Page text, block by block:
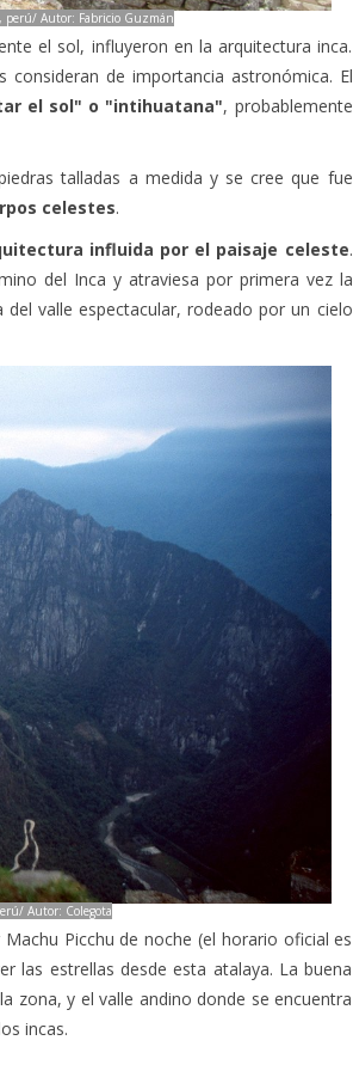
perú/ Autor: Fabricio Guzmán
el sol, influyeron en la arquitectura inca.
de importancia astronómica. El
el sol" o "intihuatana" , probablemente
talladas a medida y se cree que fue
celestes
influida por el paisaje celeste
del Inca y atraviesa por primera vez la
valle espectacular, rodeado por un cielo
Autor: Colegota
Picchu de noche (el horario oficial es
las estrellas desde esta atalaya. La buena
zona, y el valle andino donde se encuentra
incas.